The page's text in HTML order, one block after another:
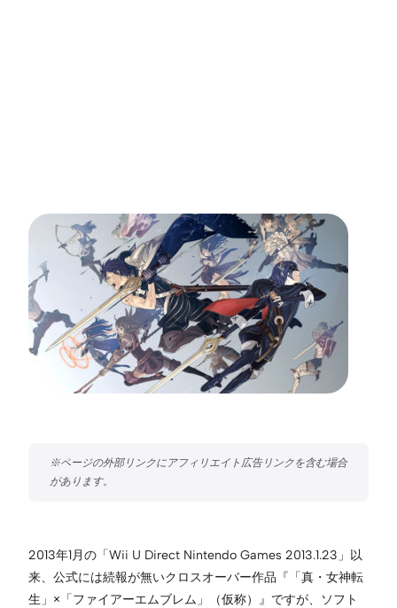
2013年1月の「Wii U Direct Nintendo Games 2013.1.23」以
来、公式には続報が無いクロスオーバー作品『「真・女神転
生」×「ファイアーエムブレム」（仮称）』ですが、ソフト